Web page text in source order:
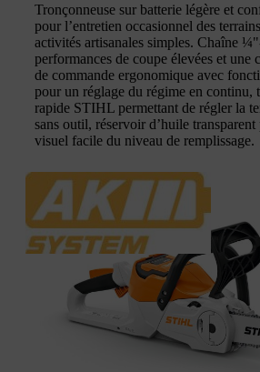
Tronçonneuse sur batterie légère et
pour l’entretien occasionnel des
activités artisanales simples. Chaîne
performances de coupe élevées et une
de commande ergonomique avec
pour un réglage du régime en continu,
rapide STIHL permettant de régler la
sans outil, réservoir d’huile
visuel facile du niveau de remplissage.